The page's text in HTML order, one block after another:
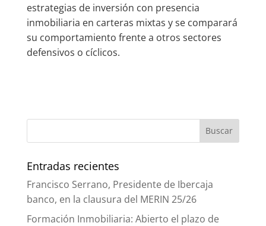
estrategias de inversión con presencia
inmobiliaria en carteras mixtas y se comparará
su comportamiento frente a otros sectores
defensivos o cíclicos.
Entradas recientes
Francisco Serrano, Presidente de Ibercaja
banco, en la clausura del MERIN 25/26
Formación Inmobiliaria: Abierto el plazo de